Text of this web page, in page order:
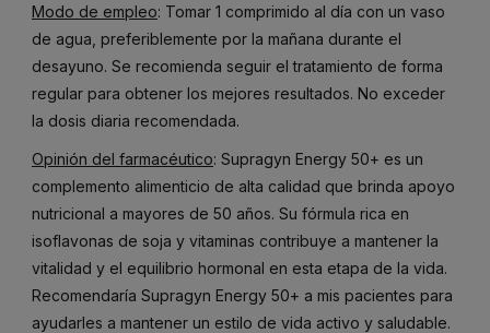
Modo de empleo: Tomar 1 comprimido al día con un vaso
de agua, preferiblemente por la mañana durante el
desayuno. Se recomienda seguir el tratamiento de forma
regular para obtener los mejores resultados. No exceder
la dosis diaria recomendada.
Opinión del farmacéutico: Supragyn Energy 50+ es un
complemento alimenticio de alta calidad que brinda apoyo
nutricional a mayores de 50 años. Su fórmula rica en
isoflavonas de soja y vitaminas contribuye a mantener la
vitalidad y el equilibrio hormonal en esta etapa de la vida.
Recomendaría Supragyn Energy 50+ a mis pacientes para
ayudarles a mantener un estilo de vida activo y saludable.